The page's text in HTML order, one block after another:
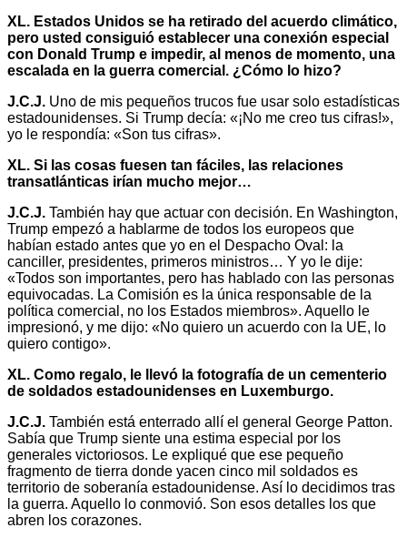
XL. Estados Unidos se ha retirado del acuerdo climático,
pero usted consiguió establecer una conexión especial
con Donald Trump e impedir, al menos de momento, una
escalada en la guerra comercial. ¿Cómo lo hizo?
J.C.J. Uno de mis pequeños trucos fue usar solo estadísticas
estadounidenses. Si Trump decía: «¡No me creo tus cifras!»,
yo le respondía: «Son tus cifras».
XL. Si las cosas fuesen tan fáciles, las relaciones
transatlánticas irían mucho mejor…
J.C.J. También hay que actuar con decisión. En Washington,
Trump empezó a hablarme de todos los europeos que
habían estado antes que yo en el Despacho Oval: la
canciller, presidentes, primeros ministros… Y yo le dije:
«Todos son importantes, pero has hablado con las personas
equivocadas. La Comisión es la única responsable de la
política comercial, no los Estados miembros». Aquello le
impresionó, y me dijo: «No quiero un acuerdo con la UE, lo
quiero contigo».
XL. Como regalo, le llevó la fotografía de un cementerio
de soldados estadounidenses en Luxemburgo.
J.C.J. También está enterrado allí el general George Patton.
Sabía que Trump siente una estima especial por los
generales victoriosos. Le expliqué que ese pequeño
fragmento de tierra donde yacen cinco mil soldados es
territorio de soberanía estadounidense. Así lo decidimos tras
la guerra. Aquello lo conmovió. Son esos detalles los que
abren los corazones.